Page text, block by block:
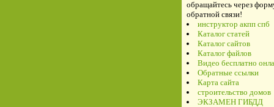
обращайтесь через
обратной связи!
инструктор акпп спб
Каталог статей
Каталог сайтов
Каталог файлов
Видео бесплатно
Обратные ссылки
Карта сайта
строительство домов
ЭКЗАМЕН ГИБДД